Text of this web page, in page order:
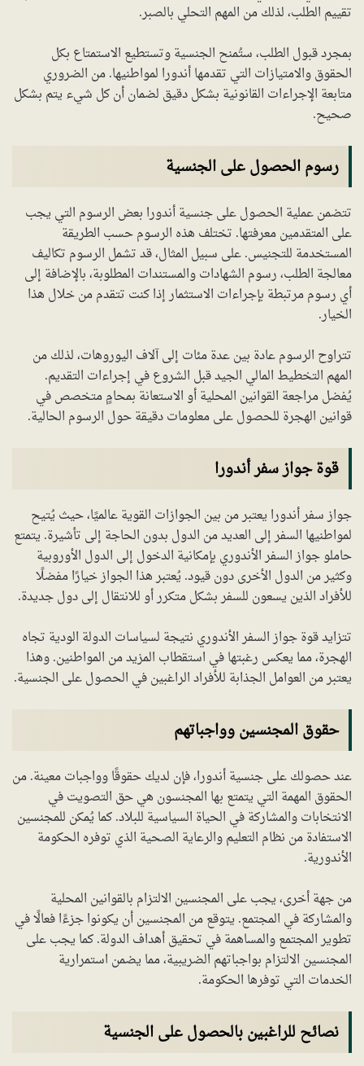
تقييم الطلب، لذلك من المهم التحلي بالصبر.
بمجرد قبول الطلب، ستُمنح الجنسية وتستطيع الاستمتاع بكل
الحقوق والامتيازات التي تقدمها أندورا لمواطنيها. من الضروري
متابعة الإجراءات القانونية بشكل دقيق لضمان أن كل شيء يتم بشكل
صحيح.
رسوم الحصول على الجنسية
تتضمن عملية الحصول على جنسية أندورا بعض الرسوم التي يجب
على المتقدمين معرفتها. تختلف هذه الرسوم حسب الطريقة
المستخدمة للتجنيس. على سبيل المثال، قد تشمل الرسوم تكاليف
معالجة الطلب، رسوم الشهادات والمستندات المطلوبة، بالإضافة إلى
أي رسوم مرتبطة بإجراءات الاستثمار إذا كنت تتقدم من خلال هذا
الخيار.
تتراوح الرسوم عادة بين عدة مئات إلى آلاف اليوروهات، لذلك من
المهم التخطيط المالي الجيد قبل الشروع في إجراءات التقديم.
يُفضل مراجعة القوانين المحلية أو الاستعانة بمحامٍ متخصص في
قوانين الهجرة للحصول على معلومات دقيقة حول الرسوم الحالية.
قوة جواز سفر أندورا
جواز سفر أندورا يعتبر من بين الجوازات القوية عالميًا، حيث يُتيح
لمواطنيها السفر إلى العديد من الدول بدون الحاجة إلى تأشيرة. يتمتع
حاملو جواز السفر الأندوري بإمكانية الدخول إلى الدول الأوروبية
وكثير من الدول الأخرى دون قيود. يُعتبر هذا الجواز خيارًا مفضلًا
للأفراد الذين يسعون للسفر بشكل متكرر أو للانتقال إلى دول جديدة.
تتزايد قوة جواز السفر الأندوري نتيجة لسياسات الدولة الودية تجاه
الهجرة، مما يعكس رغبتها في استقطاب المزيد من المواطنين. وهذا
يعتبر من العوامل الجذابة للأفراد الراغبين في الحصول على الجنسية.
حقوق المجنسين وواجباتهم
عند حصولك على جنسية أندورا، فإن لديك حقوقًا وواجبات معينة. من
الحقوق المهمة التي يتمتع بها المجنسون هي حق التصويت في
الانتخابات والمشاركة في الحياة السياسية للبلاد. كما يُمكن للمجنسين
الاستفادة من نظام التعليم والرعاية الصحية الذي توفره الحكومة
الأندورية.
من جهة أخرى، يجب على المجنسين الالتزام بالقوانين المحلية
والمشاركة في المجتمع. يتوقع من المجنسين أن يكونوا جزءًا فعالًا في
تطوير المجتمع والمساهمة في تحقيق أهداف الدولة. كما يجب على
المجنسين الالتزام بواجباتهم الضريبية، مما يضمن استمرارية
الخدمات التي توفرها الحكومة.
نصائح للراغبين بالحصول على الجنسية